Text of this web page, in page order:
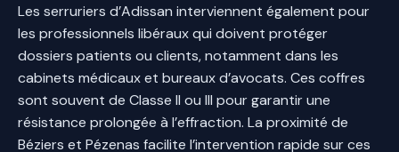
Les serruriers d’Adissan interviennent également pour
les professionnels libéraux qui doivent protéger
dossiers patients ou clients, notamment dans les
cabinets médicaux et bureaux d’avocats. Ces coffres
sont souvent de Classe II ou III pour garantir une
résistance prolongée à l’effraction. La proximité de
Béziers et Pézenas facilite l’intervention rapide sur ces